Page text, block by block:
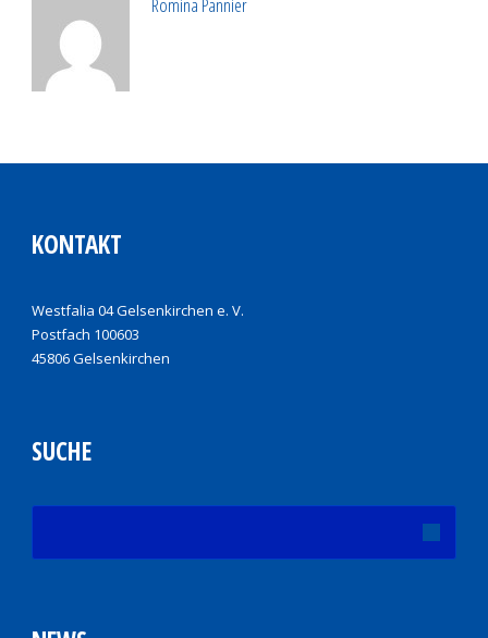
KONTAKT
Westfalia 04 Gelsenkirchen e. V.
Postfach 100603
45806 Gelsenkirchen
SUCHE